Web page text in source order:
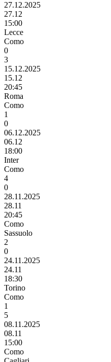
27.12.2025
27.12
15:00
Lecce
Como
0
3
15.12.2025
15.12
20:45
Roma
Como
1
0
06.12.2025
06.12
18:00
Inter
Como
4
0
28.11.2025
28.11
20:45
Como
Sassuolo
2
0
24.11.2025
24.11
18:30
Torino
Como
1
5
08.11.2025
08.11
15:00
Como